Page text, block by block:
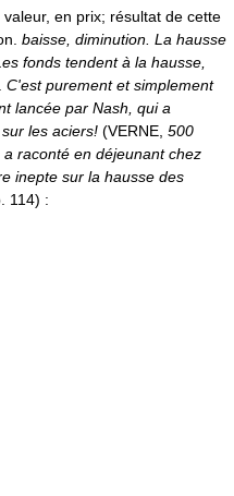
en prix; résultat de cette
baisse, diminution. La hausse
fonds tendent à la hausse,
C'est purement et simplement
lancée par Nash, qui a
les aciers! (VERNE, 500
a raconté en déjeunant chez
inepte sur la hausse des
114) :